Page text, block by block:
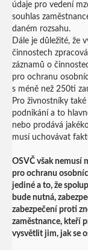
údaje pro vedení
souhlas
daném rozsahu.
Dále je důležité, že
činnostech
záznamů o
pro ochranu
s méně než 250ti
Pro živnostníky
podnikání a to
nebo prodává
musí uchovávat
OSVČ však nemusí
pro ochranu
jediné a to, že
bude nutná,
zabezpečení proti
zaměstnance, kteří
vysvětlit jim, jak se